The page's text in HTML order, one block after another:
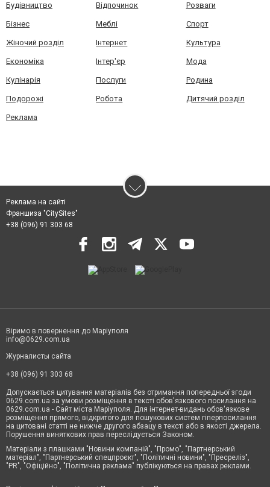
Будівництво Відпочинок Розваги
Бізнес Меблі Спорт
Жіночий розділ Інтернет Культура
Економіка Інтер'єр Мода
Кулінарія Послуги Родина
Подорожі Робота Дитячий розділ
Реклама
Реклама на сайті
Франшиза "CitySites"
+38 (096) 91 303 68
Віримо в повернення до Маріуполя
info@0629.com.ua
Журналисты сайта
+38 (096) 91 303 68
Допускається цитування матеріалів без отримання попередньої згоди
0629.com.ua за умови розміщення в тексті обов'язкового посилання на
0629.com.ua - Сайт міста Маріуполя. Для інтернет-видань обов'язкове
розміщення прямого, відкритого для пошукових систем гіперпосилання
на цитовані статті не нижче другого абзацу в тексті або в якості джерела.
Порушення виняткових прав переслідується Законом.
Матеріали з плашками "Новини компаній", "Промо", "Партнерський
матеріал", "Партнерський спецпроєкт", "Політичні новини", "Пресреліз",
"PR", "Офіційно", "Політична реклама" публікуються на правах реклами.